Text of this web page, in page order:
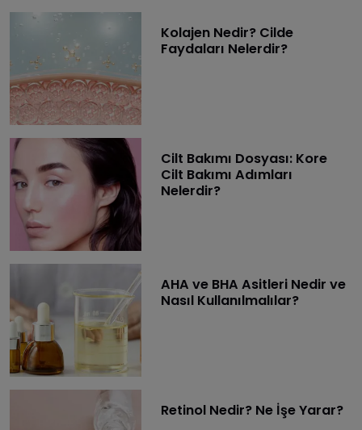
Kolajen Nedir? Cilde
Faydaları Nelerdir?
Cilt Bakımı Dosyası: Kore
Cilt Bakımı Adımları
Nelerdir?
AHA ve BHA Asitleri Nedir ve
Nasıl Kullanılmalılar?
Retinol Nedir? Ne İşe Yarar?